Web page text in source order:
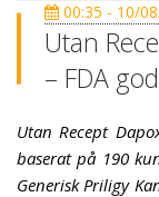
00:35 - 10/
Utan
– FDA
Utan Recept
baserat på 190
Generisk Priligy